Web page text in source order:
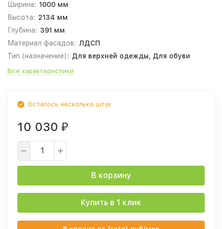
Ширина: 1000 мм
Высота: 2134 мм
Глубина: 391 мм
Материал фасадов: ЛДСП
Тип (назначение): Для верхней одежды, Для обуви
Все характеристики
Осталось несколько штук
10 030 ₽
В корзину
Купить в 1 клик